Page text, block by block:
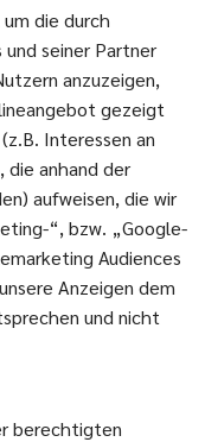
die durch
seiner Partner
anzuzeigen,
gezeigt
Interessen an
anhand der
aufweisen, die wir
“, bzw. „Google-
Audiences
Anzeigen dem
und nicht
berechtigten